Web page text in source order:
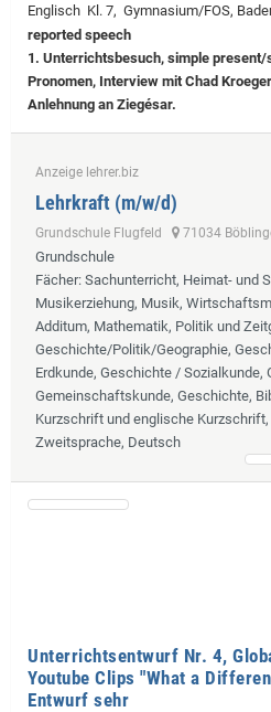
Englisch Kl. 7, Gymnasium/FOS,
reported speech
1. Unterrichtsbesuch, simple
Pronomen, Interview mit Chad
Anlehnung an Ziegésar.
Anzeige lehrer.biz
Lehrkraft (m/w/d)
Grundschule Flugfeld 71034
Grundschule
Fächer: Sachunterricht, Heimat- und
Musikerziehung, Musik,
Additum, Mathematik, Politik und
Geschichte/Politik/Geographie,
Erdkunde, Geschichte / Sozialkunde,
Gemeinschaftskunde, Geschichte,
Kurzschrift und englische
Zweitsprache, Deutsch
Unterrichtsentwurf Nr. 4,
Youtube Clips "What a
Entwurf sehr